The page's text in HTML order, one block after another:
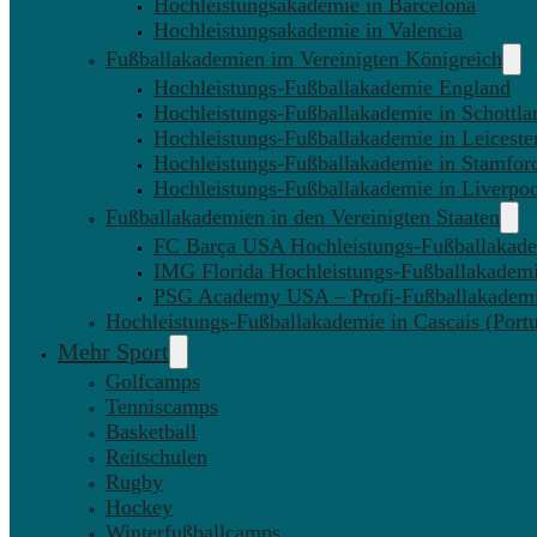
Hochleistungsakademie in Valencia
Fußballakademien im Vereinigten Königreich
Hochleistungs-Fußballakademie England
Hochleistungs-Fußballakademie in
Hochleistungs-Fußballakademie in
Hochleistungs-Fußballakademie in
Hochleistungs-Fußballakademie in
Fußballakademien in den Vereinigten Staaten
FC Barça USA Hochleistungs-
IMG Florida Hochleistungs-
PSG Academy USA – Profi-
Hochleistungs-Fußballakademie in Cascais
Mehr Sport
Golfcamps
Tenniscamps
Basketball
Reitschulen
Rugby
Hockey
Winterfußballcamps